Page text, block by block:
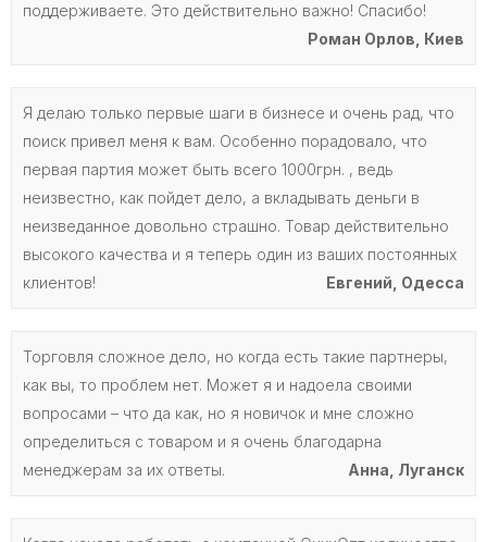
поддерживаете. Это действительно важно! Спасибо!
Роман Орлов, Киев
Я делаю только первые шаги в бизнесе и очень рад, что
поиск привел меня к вам. Особенно порадовало, что
первая партия может быть всего 1000грн. , ведь
неизвестно, как пойдет дело, а вкладывать деньги в
неизведанное довольно страшно. Товар действительно
высокого качества и я теперь один из ваших постоянных
клиентов!
Евгений, Одесса
Торговля сложное дело, но когда есть такие партнеры,
как вы, то проблем нет. Может я и надоела своими
вопросами – что да как, но я новичок и мне сложно
определиться с товаром и я очень благодарна
менеджерам за их ответы.
Анна, Луганск